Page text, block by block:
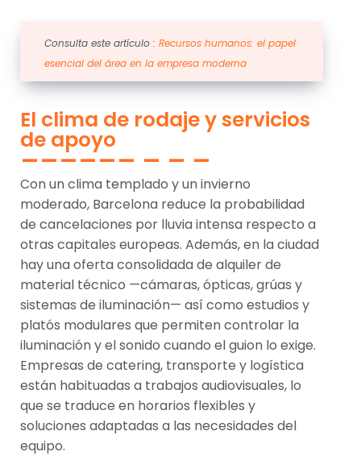
Consulta este artículo : Recursos humanos: el papel
esencial del área en la empresa moderna
El clima de rodaje y servicios
de apoyo
Con un clima templado y un invierno
moderado, Barcelona reduce la probabilidad
de cancelaciones por lluvia intensa respecto a
otras capitales europeas. Además, en la ciudad
hay una oferta consolidada de alquiler de
material técnico —cámaras, ópticas, grúas y
sistemas de iluminación— así como estudios y
platós modulares que permiten controlar la
iluminación y el sonido cuando el guion lo exige.
Empresas de catering, transporte y logística
están habituadas a trabajos audiovisuales, lo
que se traduce en horarios flexibles y
soluciones adaptadas a las necesidades del
equipo.